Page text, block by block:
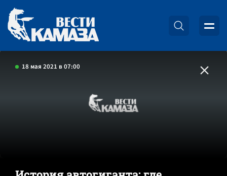
18 мая 2021 в 07:00